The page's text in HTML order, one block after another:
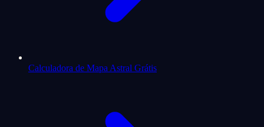
Calculadora de Mapa Astral Grátis